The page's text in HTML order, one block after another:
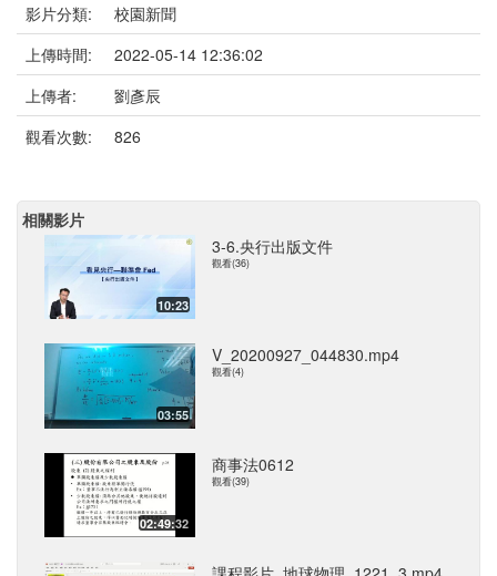
影片分類:
校園新聞
上傳時間:
2022-05-14 12:36:02
上傳者:
劉彥辰
觀看次數:
826
相關影片
10:23
3-6.央行出版文件
觀看(36)
03:55
V_20200927_044830.mp4
觀看(4)
02:49:32
商事法0612
觀看(39)